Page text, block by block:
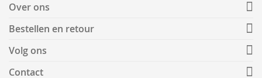
Over ons
Bestellen en retour
Volg ons
Contact